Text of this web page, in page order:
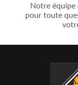
Notre
pour toute